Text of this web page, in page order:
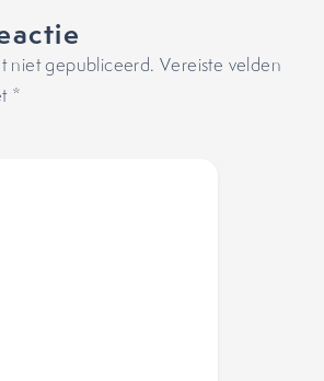
niet gepubliceerd. Vereiste velden
*